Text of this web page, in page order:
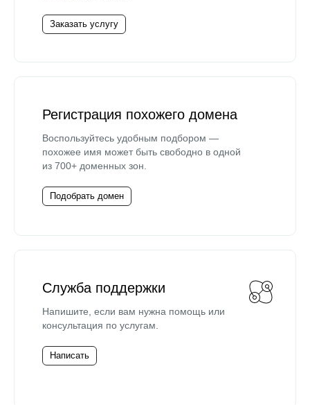
Заказать услугу
Регистрация похожего домена
Воспользуйтесь удобным подбором —
похожее имя может быть свободно в одной
из 700+ доменных зон.
Подобрать домен
Служба поддержки
Напишите, если вам нужна помощь или
консультация по услугам.
Написать